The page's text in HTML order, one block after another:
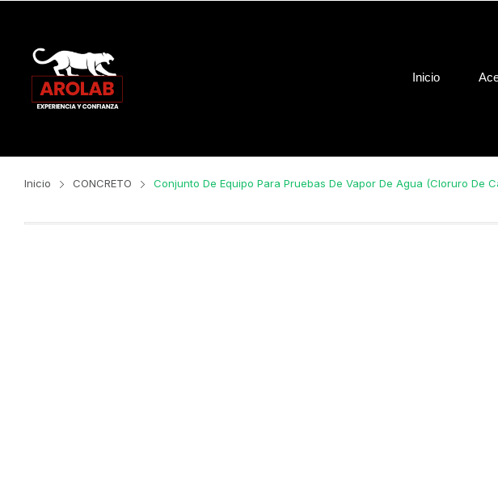
Inicio
Inicio CONCRETO Conjunto De Equipo Para Pruebas De Vapor De Agua (Cloruro De